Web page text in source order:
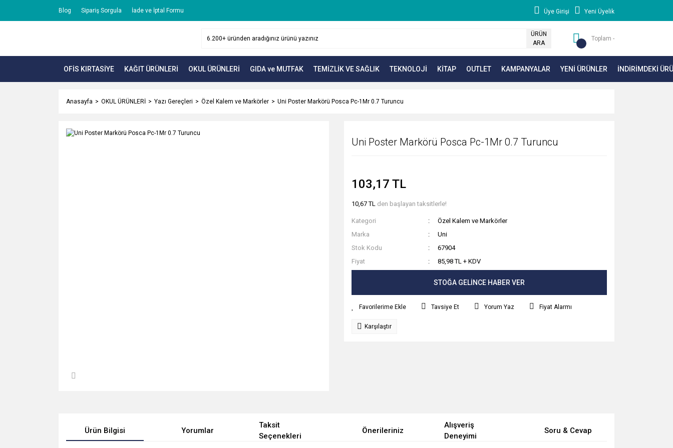
Blog Sipariş Sorgula İade ve İptal Formu Üye Girişi Yeni Üyelik
ÜRÜN
ARA
Toplam -
OFİS KIRTASİYE KAĞIT ÜRÜNLERİ OKUL ÜRÜNLERİ GIDA ve MUTFAK TEMİZLİK VE SAĞLIK TEKNOLOJİ KİTAP OUTLET KAMPANYALAR YENİ ÜRÜNLER İNDİRİMDEKİ
Anasayfa OKUL ÜRÜNLERİ Yazı Gereçleri Özel Kalem ve Markörler Uni Poster Markörü Posca Pc-1Mr 0.7 Turuncu
Uni Poster Markörü Posca Pc-1Mr 0.7 Turuncu
103,17 TL
10,67 TL den başlayan taksitlerle!
Kategori
Özel Kalem ve Markörler
Marka
Uni
Stok Kodu
67904
Fiyat
85,98 TL + KDV
STOĞA GELİNCE HABER VER
Tavsiye Et Yorum Yaz Fiyat Alarmı
Karşılaştır
Ürün Bilgisi Yorumlar
Taksit
Seçenekleri
Önerileriniz
Alışveriş
Deneyimi
Soru & Cevap